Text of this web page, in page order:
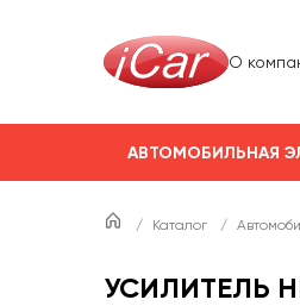
О
АВТОМОБИЛЬНАЯ
/ Каталог /
УСИЛИТЕЛЬ